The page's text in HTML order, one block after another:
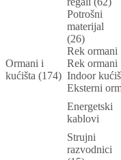
Potrošni
materijal
(26)
Ormani i
kućišta (174)
Rek ormani
Rek ormani
Indoor
Eksterni
Energetski
kablovi
Strujni
razvodnici